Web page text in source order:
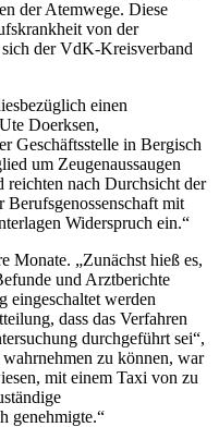
der Atemwege. Diese
von der
sich der VdK-Kreisverband
einen
Doerksen,
Geschäftsstelle in Bergisch
um Zeugenaussaugen
reichten nach Durchsicht der
Berufsgenossenschaft mit
Widerspruch ein.“
Monate. „Zunächst hieß es,
und Arztberichte
eingeschaltet werden
dass das Verfahren
durchgeführt sei“,
zu können, war
mit einem Taxi von zu
genehmigte.“